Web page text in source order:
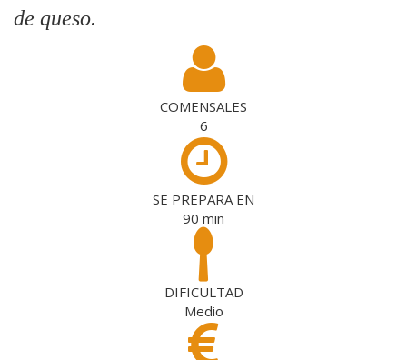
de queso.
COMENSALES
6
SE PREPARA EN
90 min
DIFICULTAD
Medio